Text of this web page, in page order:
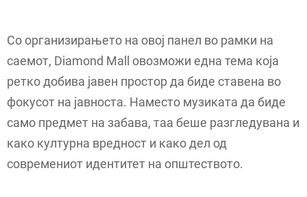
Со организирањето на овој панел во рамки на
саемот, Diamond Mall овозможи една тема која
ретко добива јавен простор да биде ставена во
фокусот на јавноста. Наместо музиката да биде
само предмет на забава, таа беше разгледувана и
како културна вредност и како дел од
современиот идентитет на општеството.